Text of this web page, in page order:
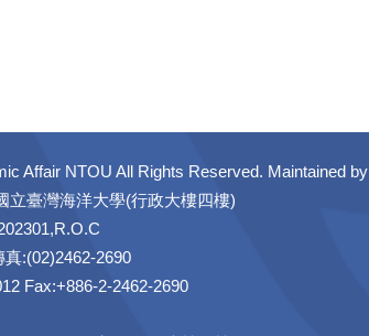
Affair NTOU All Rights Reserved. Maintained by
立臺灣海洋大學(行政大樓四樓)
真:(02)2462-2690
Fax:+886-2-2462-2690